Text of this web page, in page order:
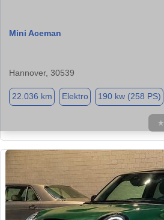
Mini Aceman
Hannover, 30539
22.036 km Elektro 190 kw (258 PS)
★